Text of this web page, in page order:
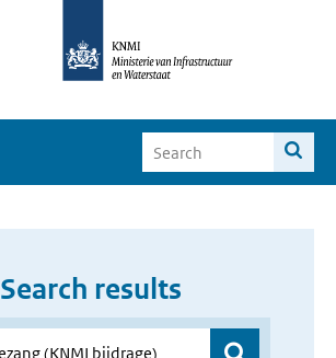
Search results